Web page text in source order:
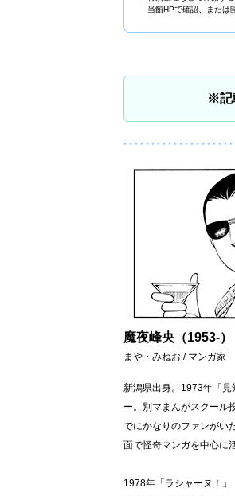
当館HPで確認、または
※記
魔夜峰央（1953-）
まや・みねお / マンガ家
新潟県出身。1973年「見
ー。別マまんがスクール
でにかなりのファンがい
面で怪奇マンガを中心に
1978年「ラシャーヌ！」